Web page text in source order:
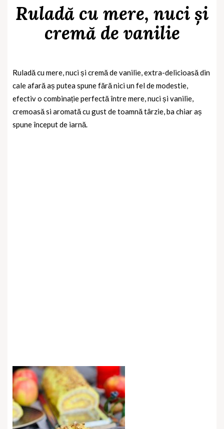
Ruladă cu mere, nuci și
cremă de vanilie
Ruladă cu mere, nuci și cremă de vanilie, extra-delicioasă din
cale afară aș putea spune fără nici un fel de modestie,
efectiv o combinație perfectă între mere, nuci și vanilie,
cremoasă si aromată cu gust de toamnă târzie, ba chiar aș
spune început de iarnă.